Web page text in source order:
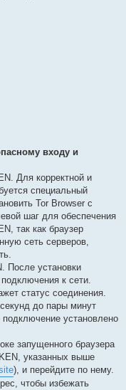
входу и
Для корректной и
специальный
Tor Browser с
шаг для обеспечения
так как браузер
сеть серверов,
После установки
к сети.
статус соединения.
до пары минут
установлено
запущенного браузера
указанных выше
), и перейдите по нему.
чтобы избежать